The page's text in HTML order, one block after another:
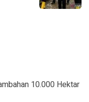
10.000 Hektar